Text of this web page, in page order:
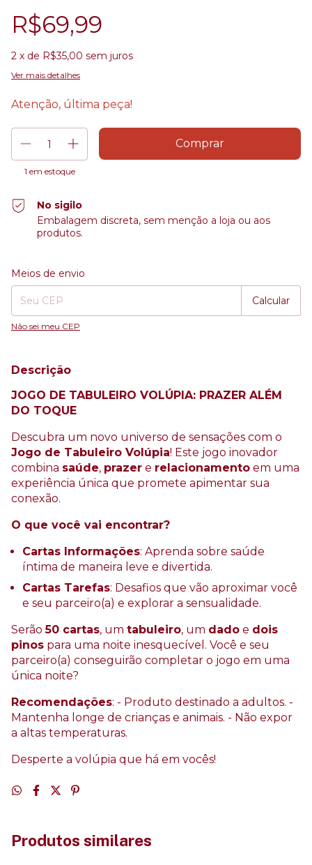
R$69,99
2 x de R$35,00 sem juros
Ver mais detalhes
Atenção, última peça!
1 em estoque
No sigilo
Embalagem discreta, sem menção a loja ou aos
produtos.
Entregas para o CEP:
Meios de envio
Calcular
Não sei meu CEP
Descrição
JOGO DE TABULEIRO VOLÚPIA: PRAZER ALÉM
DO TOQUE
Descubra um novo universo de sensações com o
Jogo de Tabuleiro Volúpia! Este jogo inovador
combina saúde, prazer e relacionamento em uma
experiência única que promete apimentar sua
conexão.
O que você vai encontrar?
Cartas Informações: Aprenda sobre saúde
íntima de maneira leve e divertida.
Cartas Tarefas: Desafios que vão aproximar você
e seu parceiro(a) e explorar a sensualidade.
Serão50 cartas, um tabuleiro, um dado e dois
pinos para uma noite inesquecível. Você e seu
parceiro(a) conseguirão completar o jogo em uma
única noite?
Recomendações: - Produto destinado a adultos. -
Mantenha longe de crianças e animais. - Não expor
a altas temperaturas.
Desperte a volúpia que há em vocês!
Produtos similares